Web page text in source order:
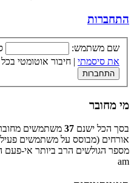
התחברות
שם משתמש:
את סיסמתי | חיבור אוטומטי
מי מחובר
בסך הכל ישנם 37
אורחים (מבוסס על משתמשים פעילים ב־5 הדקות
מספר הגולשים הרב ביותר אי-פעם
am